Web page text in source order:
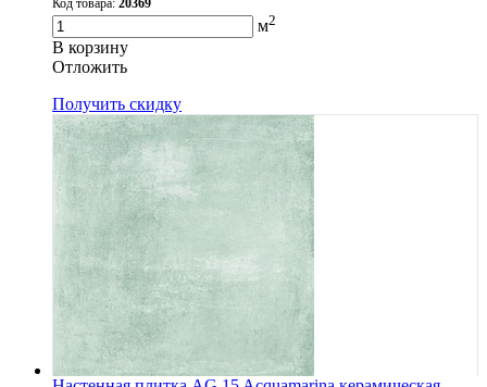
м2
В корзину
Oтложить
Получить скидку